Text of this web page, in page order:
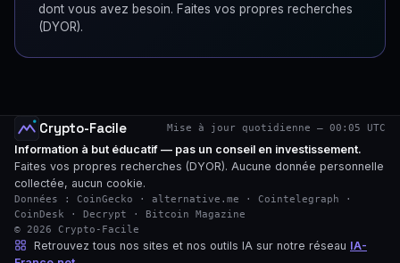
dont vous avez besoin. Faites vos propres recherches
(DYOR).
Crypto-Facile Mise à jour quotidienne — 00:05 UTC
Information à but éducatif — pas un conseil en investissement.
Faites vos propres recherches (DYOR). Aucune donnée personnelle
collectée, aucun cookie.
Données : CoinGecko · alternative.me · Cointelegraph ·
CoinDesk · Decrypt · Bitcoin Magazine
© 2026 Crypto-Facile
Retrouvez tous nos sites et nos outils IA sur notre réseau IA-